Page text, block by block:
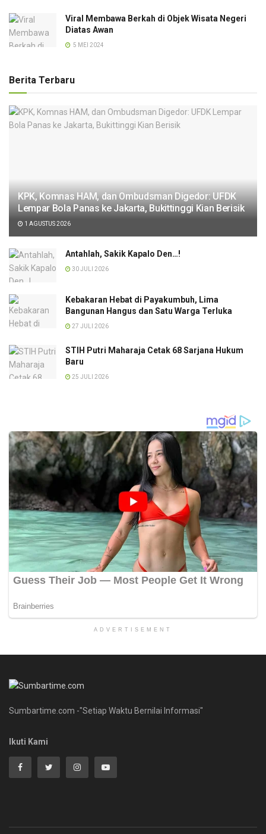
Viral Membawa Berkah di Objek Wisata Negeri
Diatas Awan
5 MEI 2024
Berita Terbaru
KPK, Komnas HAM, dan Ombudsman Digedor: UFDK
Lempar Bola Panas ke Jakarta, Bukittinggi Kian Berisik
1 AGUSTUS 2026
Antahlah, Sakik Kapalo Den…!
30 JULI 2026
Kebakaran Hebat di Payakumbuh, Lima
Bangunan Hangus dan Satu Warga Terluka
27 JULI 2026
STIH Putri Maharaja Cetak 68 Sarjana Hukum
Baru
25 JULI 2026
ADVERTISEMENT
Sumbartime.com -"Setiap Waktu Bernilai Informasi"
Ikuti Kami